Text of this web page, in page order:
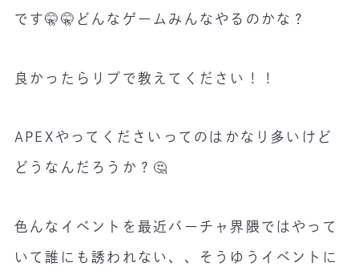
です🤫🤫どんなゲームみんなやるのかな？
良かったらリプで教えてください！！
APEXやってくださいってのはかなり多いけど
どうなんだろうか？🤔
色んなイベントを最近バーチャ界隈ではやって
いて誰にも誘われない、、そうゆうイベントに